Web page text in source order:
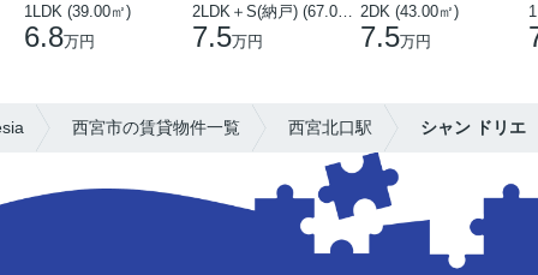
1LDK (39.00㎡)
6.8万円 7.5万円
2DK (43.00㎡)
7.5万円
西宮市の賃貸物件一覧 西宮北口駅 シャン ドリエ